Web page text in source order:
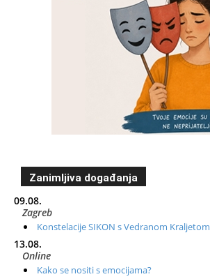
Zanimljiva događanja
09.08.
Zagreb
Konstelacije SIKON s Vedranom Kraljetom
13.08.
Online
Kako se nositi s emocijama?